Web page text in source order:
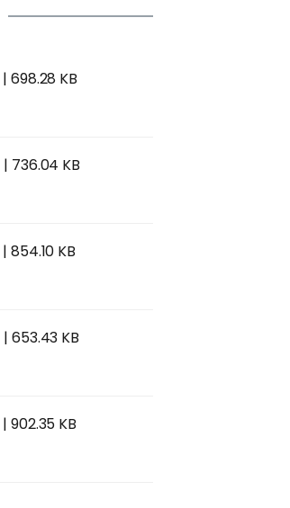
| 698.28 KB
| 736.04 KB
| 854.10 KB
| 653.43 KB
| 902.35 KB